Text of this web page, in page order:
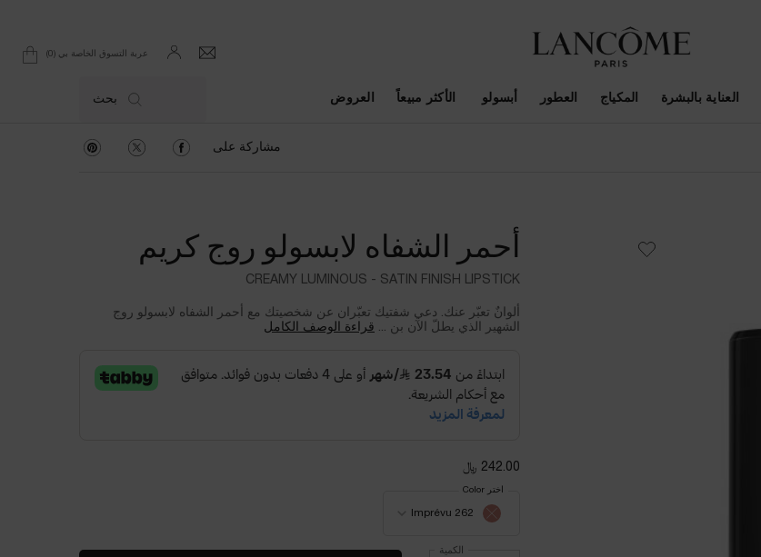
عربة التسوق الخاصة بي 0
0 product in cart
العناية بالبشرة المكياج العطور أبسولو ​ الأكثر مبيعاً العروض بحث
مشاركة على مشاركة على Facebookمشاركة على Twitterمشاركة على Pinterest
أحمر الشفاه لابسولو روج كريم
CREAMY LUMINOUS - SATIN FINISH LIPSTICK
ألوانٌ تعبّر عنك. دعي شفتيك تعبّران عن شخصيتك مع أحمر الشفاه لابسولو روج
الشهير الذي يطلّ الآن بن ... قراءة الوصف الكامل
242.00 ﷼
262 Imprévu
اختر Color
الكمية